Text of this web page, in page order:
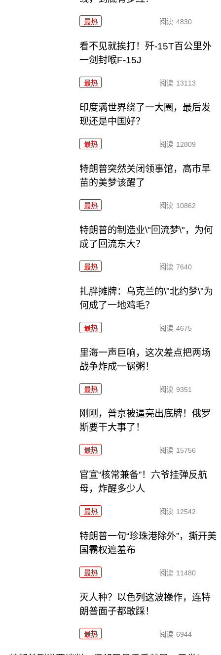
最热 阅读 4830
看不见就挨打！歼-15T百公里外
一剑封喉F-15J
最热 阅读 13113
印度满世界绕了一大圈，最后发
现还是中国好？
最热 阅读 12809
特朗普突然关闭领事馆，高市早
苗的美梦该醒了
最热 阅读 10862
特朗普的制造业\"回流梦\"，为何
成了回流东大？
最热 阅读 7640
扎胖摊牌：乌克兰的\"北约梦\"为
何成了一地鸡毛？
最热 阅读 4675
里海一声巨响，这次差点把两场
战争炸成一锅粥！
最热 阅读 9351
刚刚，普京被逼亮出底牌！俄罗
斯要干大事了！
最热 阅读 15756
官宣“核常兼备”！六爷挂弹反航
母，炸醒多少人
最热 阅读 12542
特朗普一句“珍珠港除外”，撕开美
国霸权遮羞布
最热 阅读 11480
灭人种？以色列这波操作，连特
朗普面子都敢踩！
最热 阅读 6944